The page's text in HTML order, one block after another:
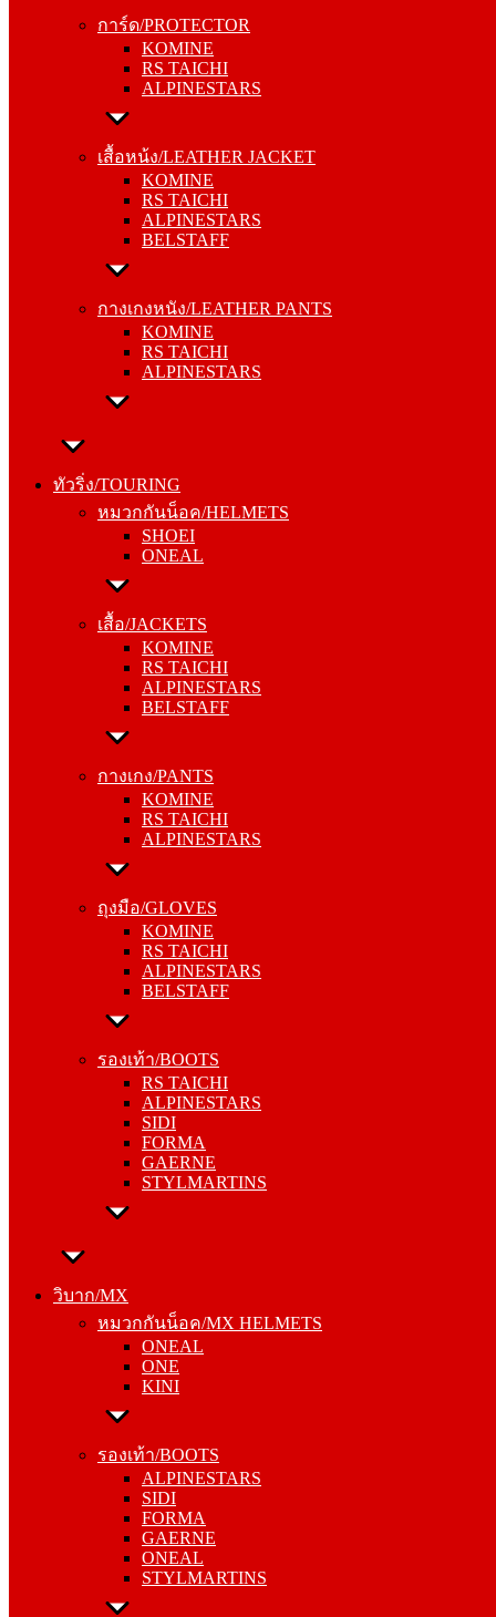
การ์ด/PROTECTOR
KOMINE
RS TAICHI
ALPINESTARS
เสื้อหน้ง/LEATHER JACKET
KOMINE
RS TAICHI
ALPINESTARS
BELSTAFF
กางเกงหนัง/LEATHER PANTS
KOMINE
RS TAICHI
ALPINESTARS
ทัวริ่ง/TOURING
หมวกกันน็อค/HELMETS
SHOEI
ONEAL
เสื้อ/JACKETS
KOMINE
RS TAICHI
ALPINESTARS
BELSTAFF
กางเกง/PANTS
KOMINE
RS TAICHI
ALPINESTARS
ถุงมือ/GLOVES
KOMINE
RS TAICHI
ALPINESTARS
BELSTAFF
รองเท้า/BOOTS
RS TAICHI
ALPINESTARS
SIDI
FORMA
GAERNE
STYLMARTINS
วิบาก/MX
หมวกกันน็อค/MX HELMETS
ONEAL
ONE
KINI
รองเท้า/BOOTS
ALPINESTARS
SIDI
FORMA
GAERNE
ONEAL
STYLMARTINS
RS TAICHI
ALPINESTARS
เสื้อหน้ง/LEATHER JACKET
RS TAICHI
ALPINESTARS
BELSTAFF
กางเกงหนัง/LEATHER PANTS
RS TAICHI
ALPINESTARS
ทัวริ่ง/TOURING
SHOEI
ONEAL
เสื้อ/JACKETS
RS TAICHI
ALPINESTARS
BELSTAFF
กางเกง/PANTS
RS TAICHI
ALPINESTARS
ถุงมือ/GLOVES
RS TAICHI
ALPINESTARS
BELSTAFF
รองเท้า/BOOTS
ALPINESTARS
SIDI
FORMA
GAERNE
STYLMARTINS
วิบาก/MX
ONE
KINI
รองเท้า/BOOTS
SIDI
FORMA
GAERNE
ONEAL
STYLMARTINS
ชุด/JERSEY&PANTS